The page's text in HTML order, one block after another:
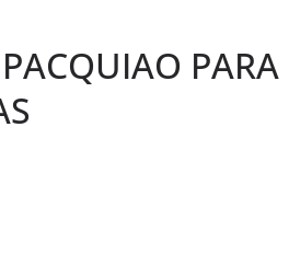
PARA